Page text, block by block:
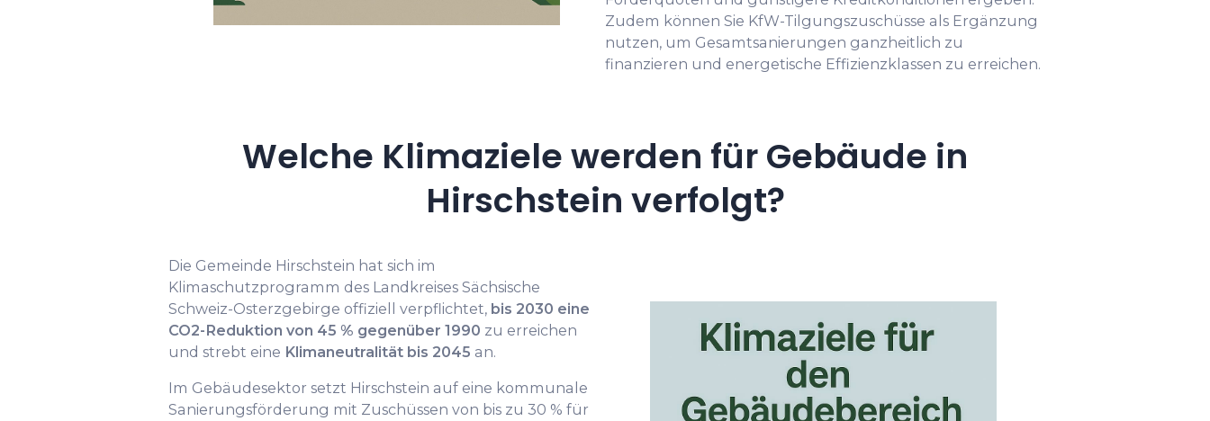
Zudem können Sie KfW-Tilgungszuschüsse als Ergänzung
nutzen, um Gesamtsanierungen ganzheitlich zu
finanzieren und energetische Effizienzklassen zu erreichen.
Welche Klimaziele werden für Gebäude in
Hirschstein verfolgt?
Die Gemeinde Hirschstein hat sich im
Klimaschutzprogramm des Landkreises Sächsische
Schweiz-Osterzgebirge offiziell verpflichtet, bis 2030 eine
CO2-Reduktion von 45 % gegenüber 1990 zu erreichen
und strebt eine Klimaneutralität bis 2045 an.
Im Gebäudesektor setzt Hirschstein auf eine kommunale
Sanierungsförderung mit Zuschüssen von bis zu 30 % für